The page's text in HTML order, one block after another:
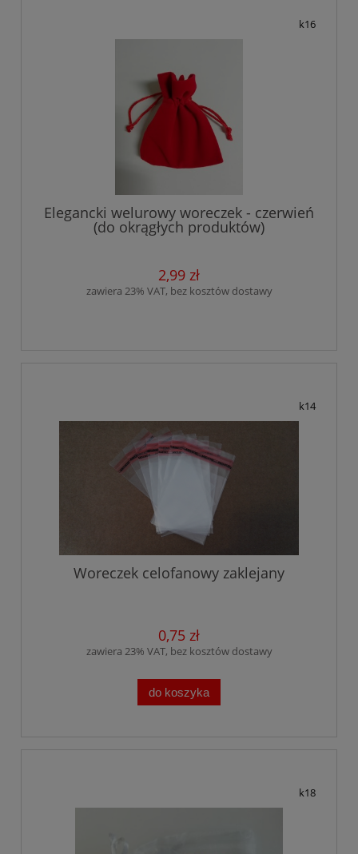
k16
Elegancki welurowy woreczek - czerwień
(do okrągłych produktów)
2,99 zł
zawiera 23% VAT, bez kosztów dostawy
k14
Woreczek celofanowy zaklejany
0,75 zł
zawiera 23% VAT, bez kosztów dostawy
do koszyka
k18